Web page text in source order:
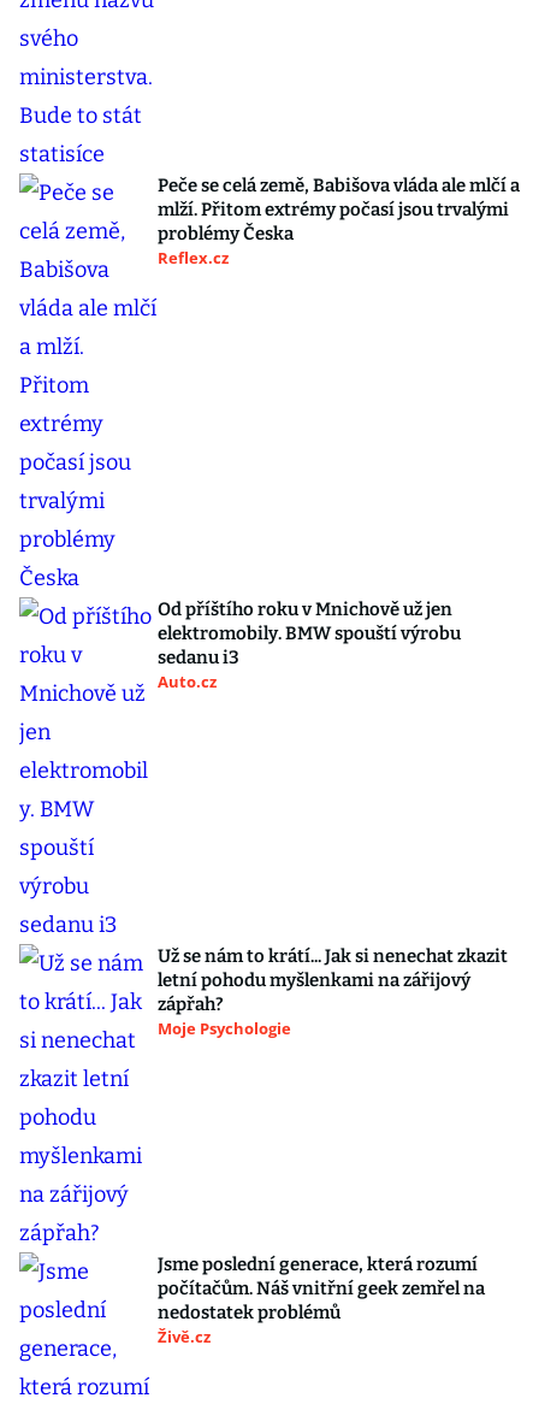
Peče se celá země, Babišova vláda ale mlčí a
mlží. Přitom extrémy počasí jsou trvalými
problémy Česka
Reflex.cz
Od příštího roku v Mnichově už jen
elektromobily. BMW spouští výrobu
sedanu i3
Auto.cz
Už se nám to krátí... Jak si nenechat zkazit
letní pohodu myšlenkami na zářijový
zápřah?
Moje Psychologie
Jsme poslední generace, která rozumí
počítačům. Náš vnitřní geek zemřel na
nedostatek problémů
Živě.cz